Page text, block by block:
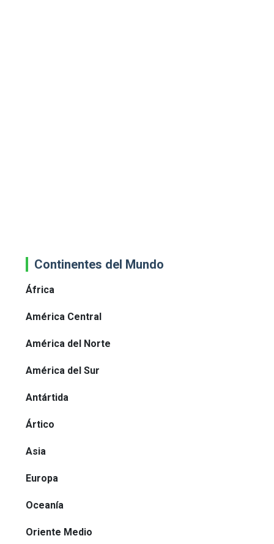
Continentes del Mundo
África
América Central
América del Norte
América del Sur
Antártida
Ártico
Asia
Europa
Oceanía
Oriente Medio